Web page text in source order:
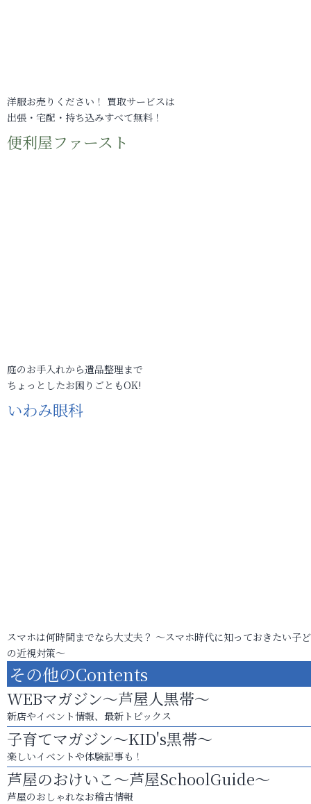
洋服お売りください！ 買取サービスは
出張・宅配・持ち込みすべて無料！
便利屋ファースト
庭のお手入れから遺品整理まで
ちょっとしたお困りごともOK!
いわみ眼科
スマホは何時間までなら大丈夫？ ～スマホ時代に知っておきたい子
の近視対策～
その他のContents
WEBマガジン～芦屋人黒帯～
新店やイベント情報、最新トピックス
子育てマガジン～KID's黒帯～
楽しいイベントや体験記事も！
芦屋のおけいこ～芦屋SchoolGuide～
芦屋のおしゃれなお稽古情報